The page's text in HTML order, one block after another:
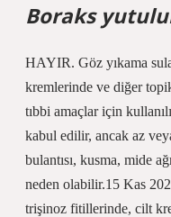
Boraks
HAYIR. Göz yıkama
kremlerinde ve diğer
tıbbi amaçlar için
kabul edilir, ancak az
bulantısı, kusma, mide
neden olabilir.15 Kas
trişinoz fitillerinde, cilt